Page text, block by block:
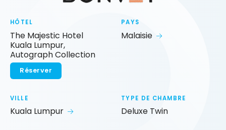
HÔTEL
The Majestic Hotel
Kuala Lumpur,
Autograph Collection
Réserver
PAYS
Malaisie
VILLE
Kuala Lumpur
TYPE DE CHAMBRE
Deluxe Twin